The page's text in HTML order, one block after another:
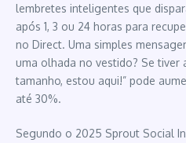
lembretes inteligentes que
após 1, 3 ou 24 horas para
no Direct. Uma simples
uma olhada no vestido? Se tiver
tamanho, estou aqui!” pode
até 30%.
Segundo o 2025 Sprout Social